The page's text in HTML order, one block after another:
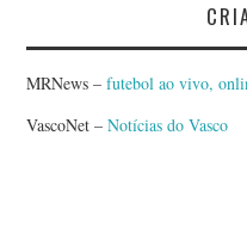
MRNews –futebol ao vivo,
VascoNet – Notícias do Vasco